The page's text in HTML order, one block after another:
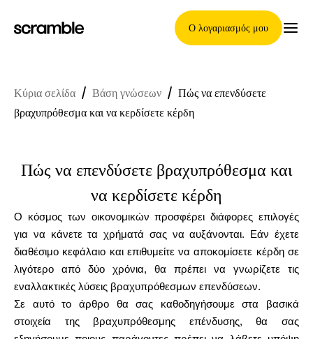
Ο λογαριασμός μου
Κύρια Σελίδα
Όροι ανάθεσης απαιτήσεων
Γκαλερί μαρκών
Επιλογή μάρκας
Κύρια σελίδα / Βάση γνώσεων / Πώς να επενδύσετε
βραχυπρόθεσμα και να κερδίσετε κέρδη
Πώς να επενδύσετε βραχυπρόθεσμα και
να κερδίσετε κέρδη
Ο κόσμος των οικονομικών προσφέρει διάφορες επιλογές
για να κάνετε τα χρήματά σας να αυξάνονται. Εάν έχετε
διαθέσιμο κεφάλαιο και επιθυμείτε να αποκομίσετε κέρδη σε
λιγότερο από δύο χρόνια, θα πρέπει να γνωρίζετε τις
εναλλακτικές λύσεις βραχυπρόθεσμων επενδύσεων.
Σε αυτό το άρθρο θα σας καθοδηγήσουμε στα βασικά
στοιχεία της βραχυπρόθεσμης επένδυσης, θα σας